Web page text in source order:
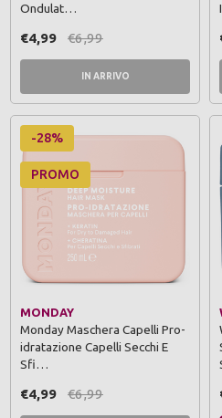
Ondulat…
€4,99 €6,99
IN ARRIVO
-28%
PROMO
MONDAY
Monday Maschera Capelli Pro-
idratazione Capelli Secchi E
Sfi…
€4,99 €6,99